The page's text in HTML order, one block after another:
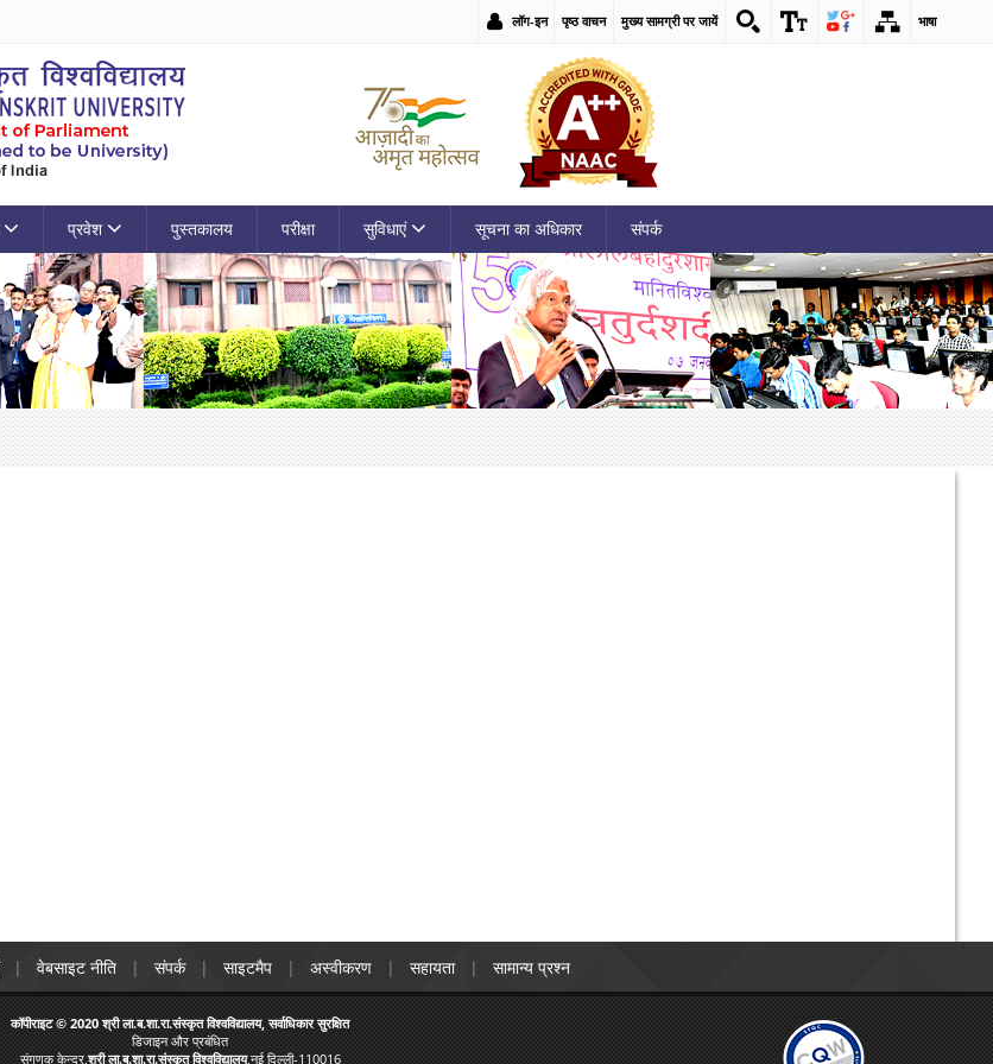
लॉग-इन पृष्ठ वाचन मुख्य सामग्री पर जायें भाषा
प्रवेश पुस्तकालय परीक्षा सुविधाएं सूचना का अधिकार संपर्क
वेबसाइट नीति संपर्क साइटमैप अस्वीकरण सहायता सामान्य प्रश्न
कॉपीराइट © 2020 श्री ला.ब.शा.रा.संस्कृत विश्वविद्यालय, सर्वाधिकार सुरक्षित
डिजाइन और प्रबंधित
संगणक केन्द्र,श्री ला.ब.शा.रा.संस्कृत विश्वविद्यालय,नई दिल्ली-110016